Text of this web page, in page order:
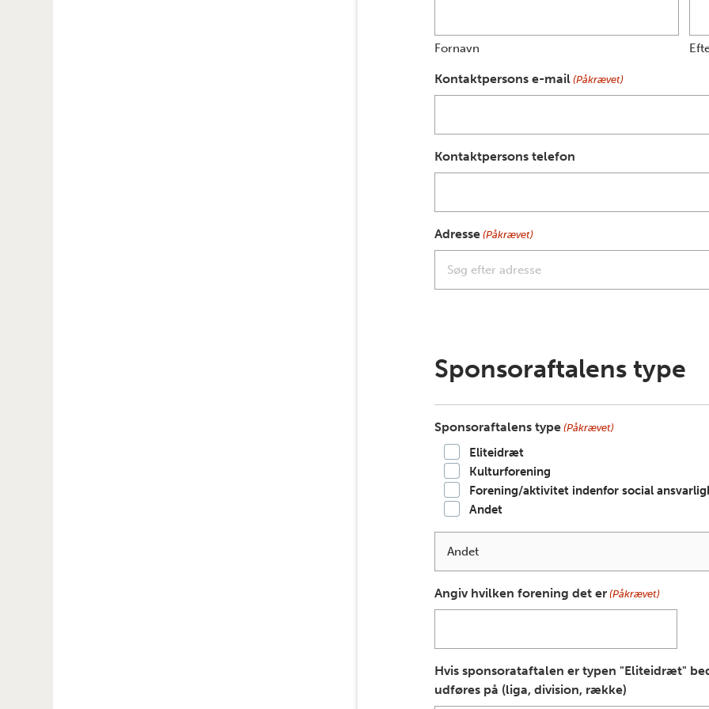
Fornavn
Kontaktpersons e-mail (Påkrævet)
Kontaktpersons telefon
Adresse (Påkrævet)
Sponsoraftalens type
Sponsoraftalens type (Påkrævet)
Eliteidræt
Kulturforening
Forening/aktivitet indenfor social
Andet
Angiv hvilken forening det er (Påkrævet)
Hvis sponsorataftalen er typen "Eliteidræt"
udføres på (liga, division, række)